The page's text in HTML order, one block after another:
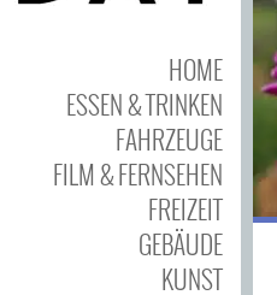
HOME
ESSEN & TRINKEN
FAHRZEUGE
FILM & FERNSEHEN
FREIZEIT
GEBÄUDE
KUNST